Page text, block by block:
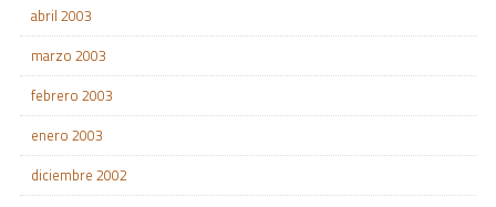
abril 2003
marzo 2003
febrero 2003
enero 2003
diciembre 2002